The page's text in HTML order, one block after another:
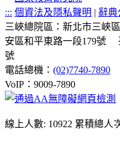
::: 個資法及隱私聲明 | 辭典
三峽總院區：新北市三峽
安區和平東路一段179號
號
電話總機： (02)7740-7890
VoIP：9009-7890
線上人數: 10922 累積總人